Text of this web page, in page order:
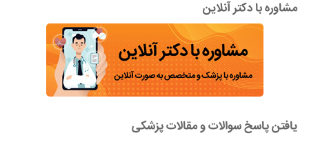
مشاوره با دکتر آنلاین
یافتن پاسخ سوالات و مقالات پزشکی